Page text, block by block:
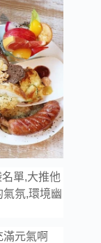
單,大推他
氛,環境幽
元氣啊